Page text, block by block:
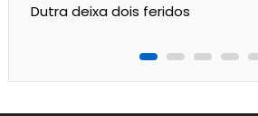
Dutra deixa dois feridos